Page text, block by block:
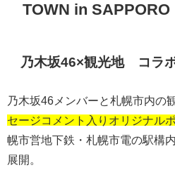
TOWN in SAPPORO
乃木坂46×観光地 コラ
乃木坂46 メンバーと札幌市内の
セージコメント入りオリジナル
幌市営地下鉄・札幌市電の駅構
展開。